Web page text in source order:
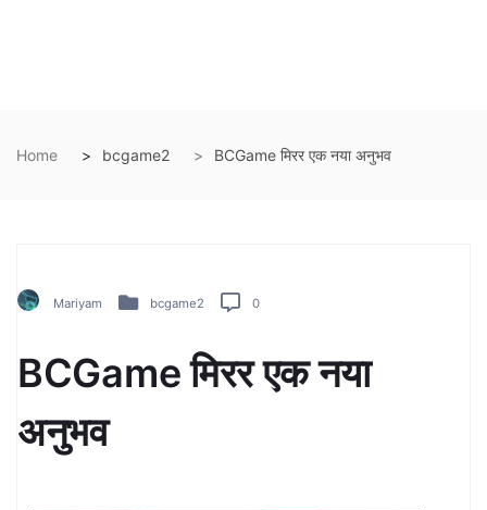
Home bcgame2 BCGame मिरर एक नया अनुभव
Mariyam bcgame2 0
BCGame मिरर एक नया
अनुभव